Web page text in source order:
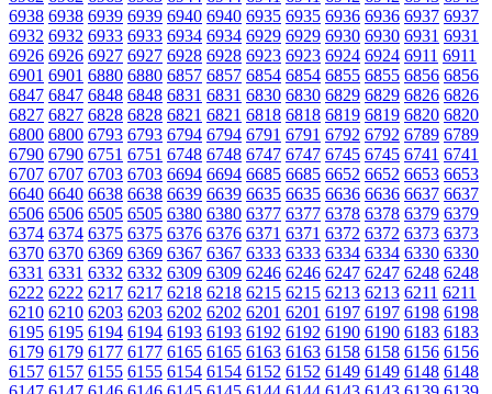
6938 6938 6939 6939 6940 6940 6935 6935 6936 6936 6937 6937
6932 6932 6933 6933 6934 6934 6929 6929 6930 6930 6931 6931
6926 6926 6927 6927 6928 6928 6923 6923 6924 6924 6911 6911
6901 6901 6880 6880 6857 6857 6854 6854 6855 6855 6856 6856
6847 6847 6848 6848 6831 6831 6830 6830 6829 6829 6826 6826
6827 6827 6828 6828 6821 6821 6818 6818 6819 6819 6820 6820
6800 6800 6793 6793 6794 6794 6791 6791 6792 6792 6789 6789
6790 6790 6751 6751 6748 6748 6747 6747 6745 6745 6741 6741
6707 6707 6703 6703 6694 6694 6685 6685 6652 6652 6653 6653
6640 6640 6638 6638 6639 6639 6635 6635 6636 6636 6637 6637
6506 6506 6505 6505 6380 6380 6377 6377 6378 6378 6379 6379
6374 6374 6375 6375 6376 6376 6371 6371 6372 6372 6373 6373
6370 6370 6369 6369 6367 6367 6333 6333 6334 6334 6330 6330
6331 6331 6332 6332 6309 6309 6246 6246 6247 6247 6248 6248
6222 6222 6217 6217 6218 6218 6215 6215 6213 6213 6211 6211
6210 6210 6203 6203 6202 6202 6201 6201 6197 6197 6198 6198
6195 6195 6194 6194 6193 6193 6192 6192 6190 6190 6183 6183
6179 6179 6177 6177 6165 6165 6163 6163 6158 6158 6156 6156
6157 6157 6155 6155 6154 6154 6152 6152 6149 6149 6148 6148